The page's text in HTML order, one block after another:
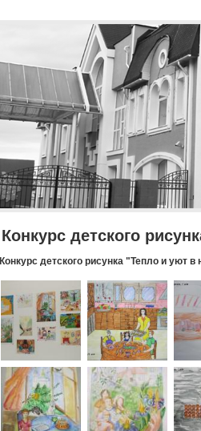
Конкурс детского
Конкурс детского рисунка "Тепло и уют